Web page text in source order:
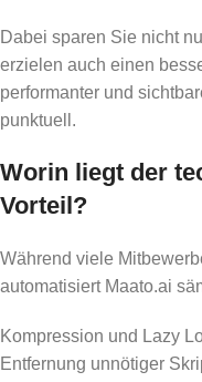
Dabei sparen Sie nicht
erzielen auch einen
performanter und
punktuell.
Worin liegt der
Vorteil?
Während viele
automatisiert Maato.ai
Kompression und Lazy
Entfernung unnötiger